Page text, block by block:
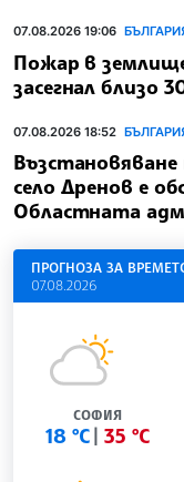
07.08.2026 19:06
Пожар в
засегнал близо
07.08.2026 18:52
село Дренов е
Областната
ПРОГНОЗА ЗА
07.08.2026
СОФИЯ
18 °C 35 °C